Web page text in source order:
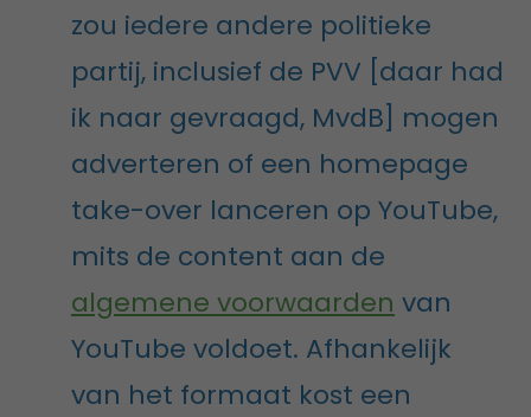
zou iedere andere politieke
partij, inclusief de PVV [daar had
ik naar gevraagd, MvdB] mogen
adverteren of een homepage
take-over lanceren op YouTube,
mits de content aan de
algemene voorwaarden van
YouTube voldoet. Afhankelijk
van het formaat kost een